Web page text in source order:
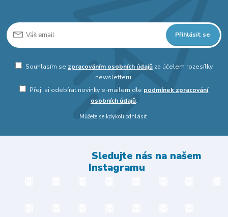
Přihlásit se
Souhlasím se zpracováním osobních údajůza účelem rozesílky
newsletteru.
Přeji si odebírat novinky e-mailem dle podmínek zpracování
osobních údajů.
Můžete se kdykoli odhlásit.
Sledujte nás na našem
Instagramu